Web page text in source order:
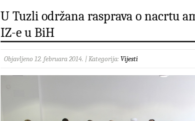
U Tuzli održana rasprava o nacrtu
IZ-e u BiH
Objavljeno 12. februara 2014. | Kategorija: Vijesti